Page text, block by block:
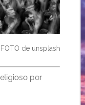
FOTO de unsplash
por